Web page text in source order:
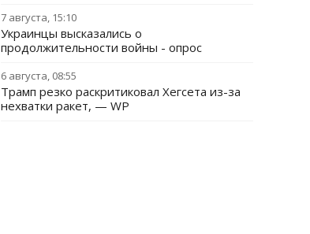
7 августа, 15:10
Украинцы высказались о
продолжительности войны - опрос
6 августа, 08:55
Трамп резко раскритиковал Хегсета из-за
нехватки ракет, — WP